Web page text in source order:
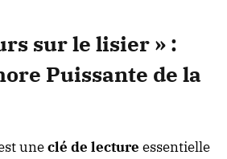
sur le lisier » :
Puissante de la
uneclé de lecture essentielle